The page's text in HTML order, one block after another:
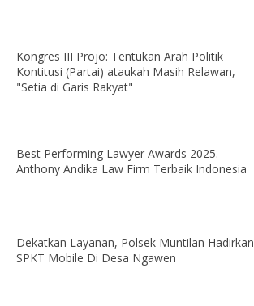
Kongres III Projo: Tentukan Arah Politik
Kontitusi (Partai) ataukah Masih Relawan,
"Setia di Garis Rakyat"
Best Performing Lawyer Awards 2025.
Anthony Andika Law Firm Terbaik Indonesia
Dekatkan Layanan, Polsek Muntilan Hadirkan
SPKT Mobile Di Desa Ngawen